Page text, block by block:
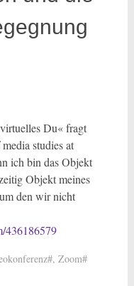
Du« fragt
studies at
ich bin das Objekt
Objekt meines
den wir nicht
436186579
, Zoom#